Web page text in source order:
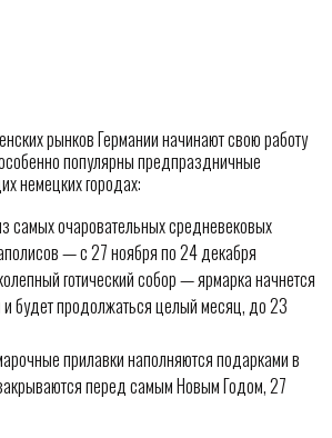
рынков Германии начинают свою работу
популярны предпраздничные
немецких городах:
самых очаровательных средневековых
— с 27 ноября по 24 декабря
готический собор — ярмарка начнется
будет продолжаться целый месяц, до 23
прилавки наполняются подарками в
перед самым Новым Годом, 27